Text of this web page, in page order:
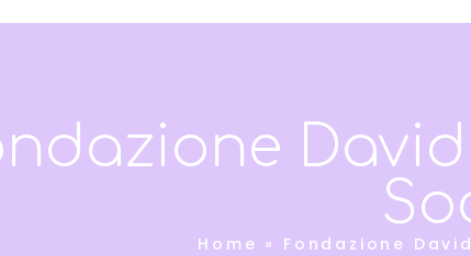
Home » Fondazione